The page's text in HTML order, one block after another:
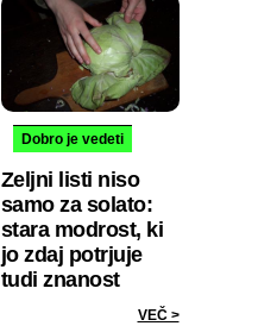
Dobro je vedeti
Zeljni listi niso
samo za solato:
stara modrost, ki
jo zdaj potrjuje
tudi znanost
VEČ >